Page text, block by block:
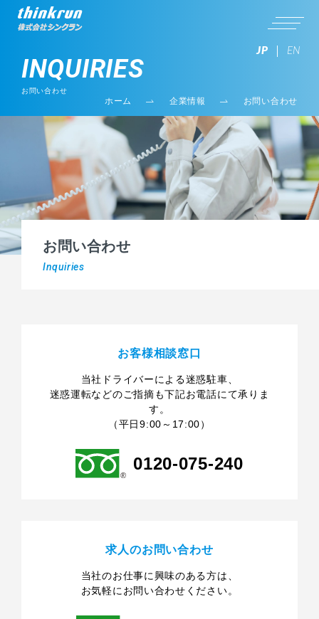
INQUIRIES
お問い合わせ
JP EN
ホーム 企業情報 お問い合わせ
お問い合わせ
Inquiries
お客様相談窓口
当社ドライバーによる迷惑駐車、
迷惑運転などのご指摘も下記お電話にて承りま
す。
（平日9:00～17:00）
0120-075-240
求人のお問い合わせ
当社のお仕事に興味のある方は、
お気軽にお問い合わせください。